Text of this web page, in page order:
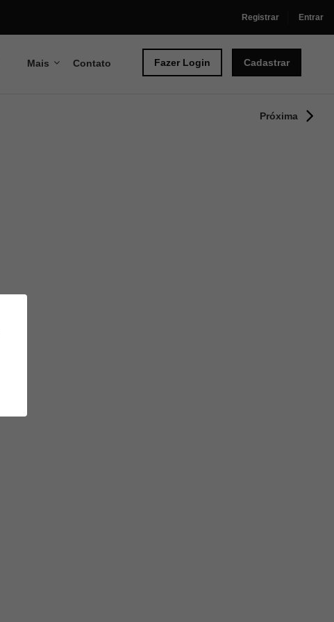
Registrar Entrar
Mais Contato Fazer Login Cadastrar
Próxima